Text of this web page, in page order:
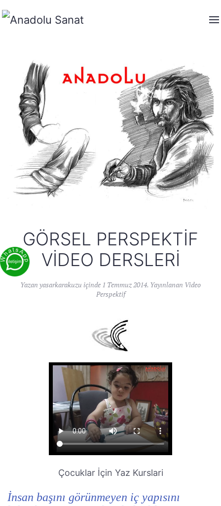
GÖRSEL PERSPEKTIF
VIDEO DERSLERI
Yazan yasarkarakuzu içinde 1 Temmuz 2014. Yayınlanan Video
Perspektif
Çocuklar İçin Yaz Kurslari
İnsan başını görünmeyen iç yapısını